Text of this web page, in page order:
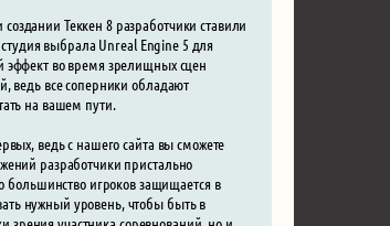
Теккен 8 разработчики ставили
выбрала Unreal Engine 5 для
эффект во время зрелищных сцен
ведь все соперники обладают
на вашем пути.
ведь с нашего сайта вы сможете
разработчики пристально
игроков защищается в
нужный уровень, чтобы быть в